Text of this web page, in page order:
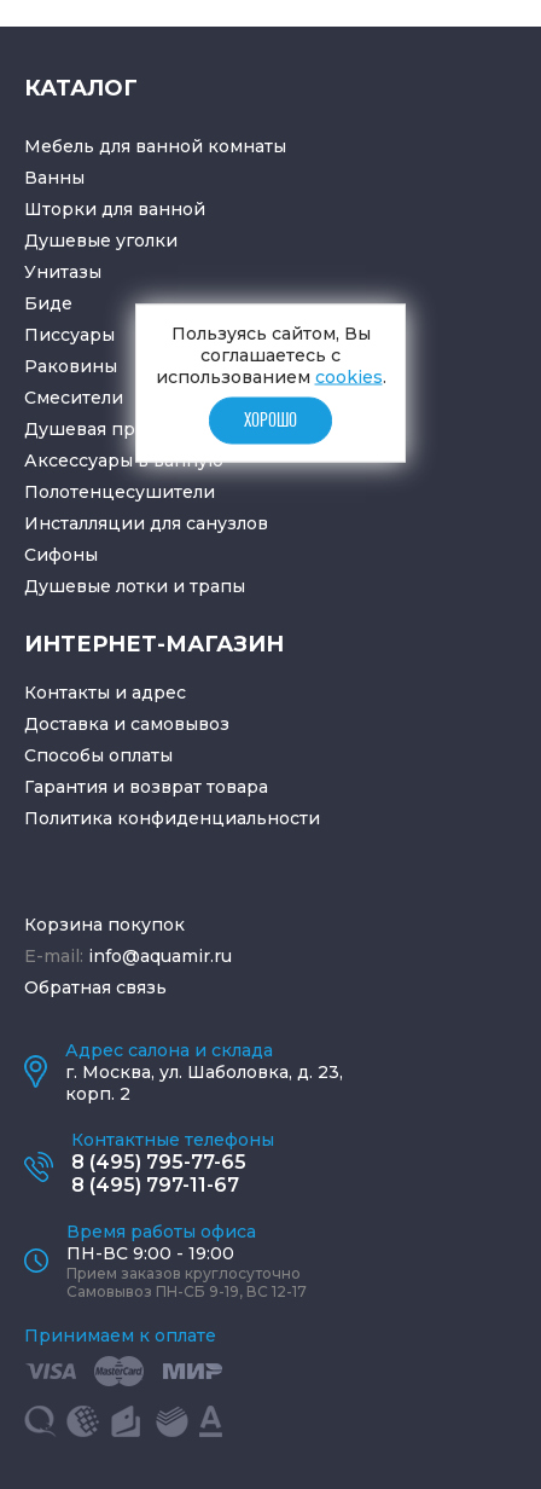
КАТАЛОГ
Мебель для ванной комнаты
Ванны
Шторки для ванной
Душевые уголки
Унитазы
Биде
Писсуары
Раковины
Смесители
Душевая программа
Аксессуары в ванную
Полотенцесушители
Инсталляции для санузлов
Cифоны
Душевые лотки и трапы
ИНТЕРНЕТ-МАГАЗИН
Контакты и адрес
Доставка и самовывоз
Способы оплаты
Гарантия и возврат товара
Политика конфиденциальности
Корзина покупок
E-mail: info@aquamir.ru
Обратная связь
Адрес салона и склада
г. Москва, ул. Шаболовка, д. 23,
корп. 2
Контактные телефоны
8 (495) 795-77-65
8 (495) 797-11-67
Время работы офиса
ПН-ВС 9:00 - 19:00
Прием заказов круглосуточно
Самовывоз ПН-СБ 9-19, ВС 12-17
Принимаем к оплате
Пользуясь сайтом, Вы
соглашаетесь с
использованием cookies.
ХОРОШО